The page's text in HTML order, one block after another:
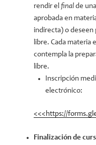
rendir elfinal de
aprobada en
indirecta) o deseen
libre. Cada materia
contempla la
libre.
Inscripción
electrónico:
<<<https://
Finalización de